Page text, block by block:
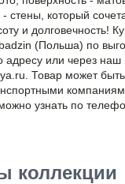
стены, который
и долговечность!
(Польша) по
адресу или через наш
Товар может
узнать по
коллекции